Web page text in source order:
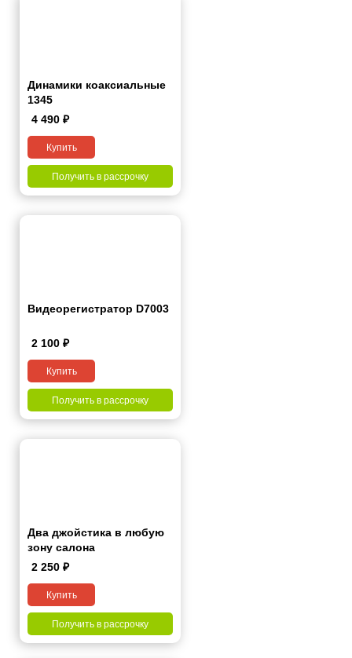
Динамики коаксиальные
1345
4 490 ₽
Купить
Получить в рассрочку
Видеорегистратор D7003
2 100 ₽
Купить
Получить в рассрочку
Два джойстика в любую
зону салона
2 250 ₽
Купить
Получить в рассрочку